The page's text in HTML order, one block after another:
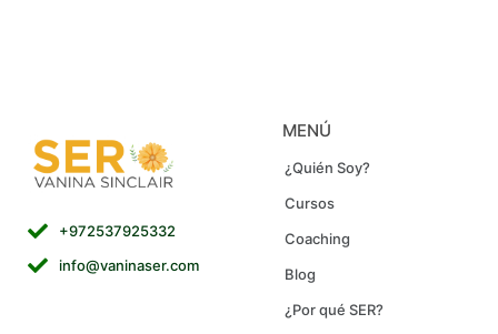
+972537925332
info@vaninaser.com
MENÚ
¿Quién Soy?
Cursos
Coaching
Blog
¿Por qué SER?